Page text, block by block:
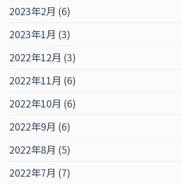
2023年2月 (6)
2023年1月 (3)
2022年12月 (3)
2022年11月 (6)
2022年10月 (6)
2022年9月 (6)
2022年8月 (5)
2022年7月 (7)